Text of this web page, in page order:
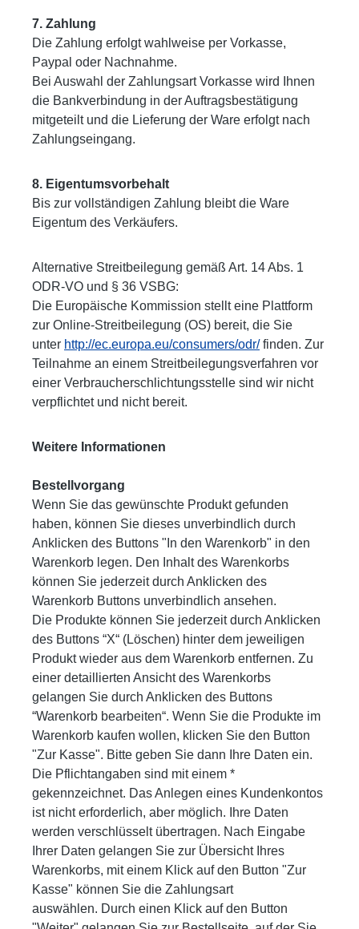
7. Zahlung
Die Zahlung erfolgt wahlweise per Vorkasse,
Paypal oder Nachnahme.
Bei Auswahl der Zahlungsart Vorkasse wird Ihnen
die Bankverbindung in der Auftragsbestätigung
mitgeteilt und die Lieferung der Ware erfolgt nach
Zahlungseingang.
8. Eigentumsvorbehalt
Bis zur vollständigen Zahlung bleibt die Ware
Eigentum des Verkäufers.
Alternative Streitbeilegung gemäß Art. 14 Abs. 1
ODR-VO und § 36 VSBG:
Die Europäische Kommission stellt eine Plattform
zur Online-Streitbeilegung (OS) bereit, die Sie
unter http://ec.europa.eu/consumers/odr/finden. Zur
Teilnahme an einem Streitbeilegungsverfahren vor
einer Verbraucherschlichtungsstelle sind wir nicht
verpflichtet und nicht bereit.
Weitere Informationen
Bestellvorgang
Wenn Sie das gewünschte Produkt gefunden
haben, können Sie dieses unverbindlich durch
Anklicken des Buttons "In den Warenkorb" in den
Warenkorb legen. Den Inhalt des Warenkorbs
können Sie jederzeit durch Anklicken des
Warenkorb Buttons unverbindlich ansehen.
Die Produkte können Sie jederzeit durch Anklicken
des Buttons “X“ (Löschen) hinter dem jeweiligen
Produkt wieder aus dem Warenkorb entfernen. Zu
einer detaillierten Ansicht des Warenkorbs
gelangen Sie durch Anklicken des Buttons
“Warenkorb bearbeiten“. Wenn Sie die Produkte im
Warenkorb kaufen wollen, klicken Sie den Button
"Zur Kasse". Bitte geben Sie dann Ihre Daten ein.
Die Pflichtangaben sind mit einem *
gekennzeichnet. Das Anlegen eines Kundenkontos
ist nicht erforderlich, aber möglich. Ihre Daten
werden verschlüsselt übertragen. Nach Eingabe
Ihrer Daten gelangen Sie zur Übersicht Ihres
Warenkorbs, mit einem Klick auf den Button "Zur
Kasse" können Sie die Zahlungsart
auswählen. Durch einen Klick auf den Button